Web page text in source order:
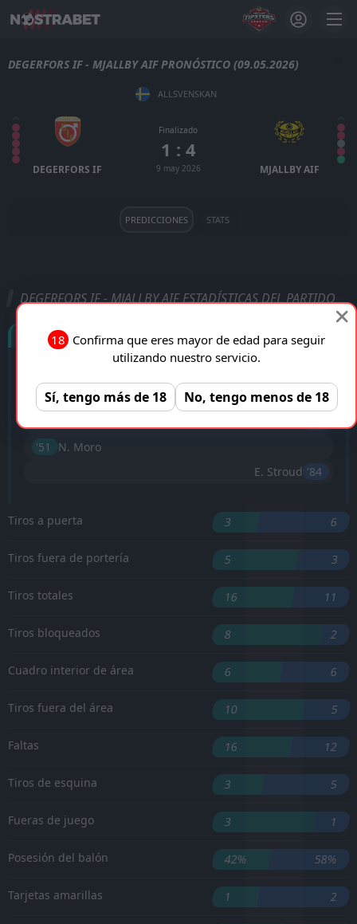
DEGERFORS IF - MJALLBY AIF PRONÓSTICO (09.05.2026)
ALLSVENSKAN
DEGERFORS IF
Finalizado
1 : 4
9 may 2026 MJALLBY AIF
PREDICCIONES STATS
DEGERFORS IF - MJALLBY AIF ESTADÍSTICAS DEL PARTIDO
Goles
T. Pettersson '30 ︎
'51 ︎
N. Moro
E. Stroud '84 ︎
Tiros a puerta 3 6
Tiros fuera de portería 5 3
Tiros totales 16 11
Tiros bloqueados 8 2
Cuadro interior de área 6 6
Tiros fuera del área 10 5
Faltas 16 12
Tiros de esquina 3 5
Fueras de juego 3 1
Posesión del balón 42% 58%
Tarjetas amarillas 1 2
18 Confirma que eres mayor de edad para seguir
utilizando nuestro servicio.
Sí, tengo más de 18 No, tengo menos de 18